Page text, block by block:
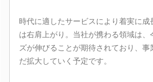
時代に適したサービスにより着実に成
は右肩上がり。当社が携わる領域は、
ズが伸びることが期待されており、事
だ拡大していく予定です。